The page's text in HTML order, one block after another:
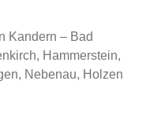
Kandern – Bad
Hammerstein,
Nebenau, Holzen